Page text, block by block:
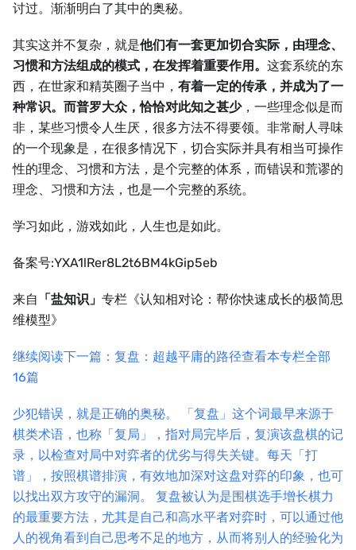
讨过。渐渐明白了其中的奥秘。
其实这并不复杂，就是他们有一套更加切合实际，由理念、
习惯和方法组成的模式，在发挥着重要作用。 这套系统的东
西，在世家和精英圈子当中， 有着一定的传承，并成为了一
种常识。而普罗大众，恰恰对此知之甚少，一些理念似是而
非，某些习惯令人生厌，很多方法不得要领。非常耐人寻味
的一个现象是，在很多情况下，切合实际并具有相当可操作
性的理念、习惯和方法，是个完整的体系，而错误和荒谬的
理念、习惯和方法，也是一个完整的系统。
学习如此，游戏如此，人生也是如此。
备案号:YXA1lRer8L2t6BM4kGip5eb
来自 「盐知识」 专栏《认知相对论：帮你快速成长的极简思
维模型》
继续阅读下一篇：复盘：超越平庸的路径查看本专栏全部
16篇
少犯错误，就是正确的奥秘。 「复盘」这个词最早来源于
棋类术语，也称「复局」，指对局完毕后，复演该盘棋的记
录，以检查对局中对弈者的优劣与得失关键。每天「打
谱」，按照棋谱排演，有效地加深对这盘对弈的印象，也可
以找出双方攻守的漏洞。 复盘被认为是围棋选手增长棋力
的最重要方法，尤其是自己和高水平者对弈时，可以通过他
人的视角看到自己思考不足的地方，从而将别人的经验化为